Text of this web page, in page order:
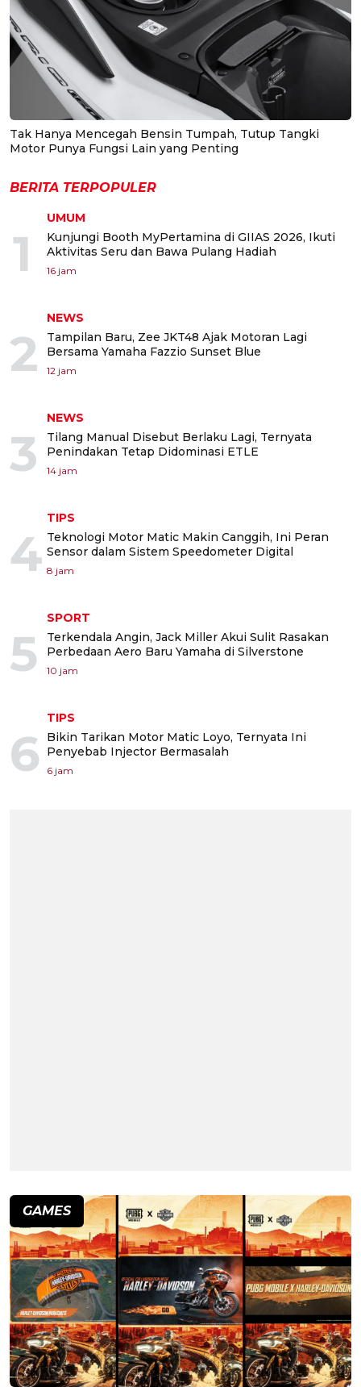
Tak Hanya Mencegah Bensin Tumpah, Tutup Tangki
Motor Punya Fungsi Lain yang Penting
BERITA TERPOPULER
1
UMUM
Kunjungi Booth MyPertamina di GIIAS 2026, Ikuti
Aktivitas Seru dan Bawa Pulang Hadiah
16 jam
2
NEWS
Tampilan Baru, Zee JKT48 Ajak Motoran Lagi
Bersama Yamaha Fazzio Sunset Blue
12 jam
3
NEWS
Tilang Manual Disebut Berlaku Lagi, Ternyata
Penindakan Tetap Didominasi ETLE
14 jam
4
TIPS
Teknologi Motor Matic Makin Canggih, Ini Peran
Sensor dalam Sistem Speedometer Digital
8 jam
5
SPORT
Terkendala Angin, Jack Miller Akui Sulit Rasakan
Perbedaan Aero Baru Yamaha di Silverstone
10 jam
6
TIPS
Bikin Tarikan Motor Matic Loyo, Ternyata Ini
Penyebab Injector Bermasalah
6 jam
GAMES